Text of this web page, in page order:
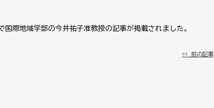
際地域学部の今井祐子准教授の記事が掲載されました。
<< 前の記事